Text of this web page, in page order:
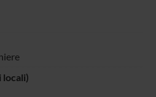
locali)